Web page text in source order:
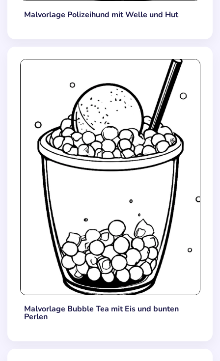
Malvorlage Polizeihund mit Welle und Hut
Malvorlage Bubble Tea mit Eis und bunten
Perlen